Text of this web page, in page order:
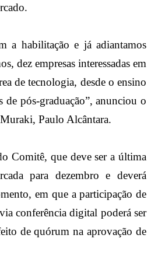
a habilitação e já adiantamos
dez empresas interessadas em
de tecnologia, desde o ensino
de pós-graduação”, anunciou o
Paulo Alcântara.
Comitê, que deve ser a última
para dezembro e deverá
em que a participação de
conferência digital poderá ser
de quórum na aprovação de